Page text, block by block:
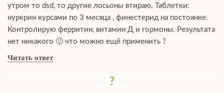
утром то dsd, то другие лосьоны втираю. Таблетки:
нуркрин курсами по 3 месяца , финестерид на постоянке.
Контролирую ферритин, витамин Д и гормоны. Результата
нет никакого 🙁 что можно ещё применить ?
Читать ответ